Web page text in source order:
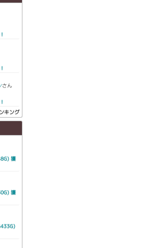
さん
キング
獲
獲